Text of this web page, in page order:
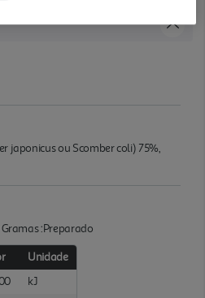
japonicus ou Scomber coli) 75%,
:Preparado
Unidade
kJ